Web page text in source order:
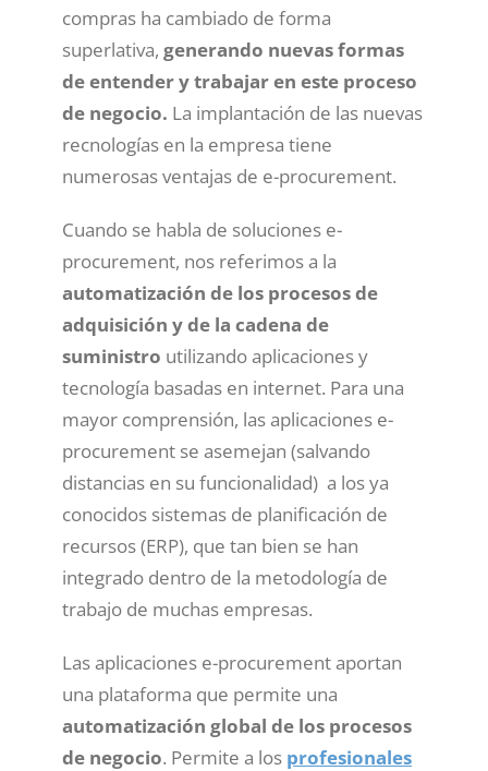
compras ha cambiado de forma
superlativa, generando nuevas formas
de entender y trabajar en este proceso
de negocio. La implantación de las nuevas
recnologías en la empresa tiene
numerosas ventajas de e-procurement.
Cuando se habla de soluciones e-
procurement, nos referimos a la
automatización de los procesos de
adquisición y de la cadena de
suministro utilizando aplicaciones y
tecnología basadas en internet. Para una
mayor comprensión, las aplicaciones e-
procurement se asemejan (salvando
distancias en su funcionalidad) a los ya
conocidos sistemas de planificación de
recursos (ERP), que tan bien se han
integrado dentro de la metodología de
trabajo de muchas empresas.
Las aplicaciones e-procurement aportan
una plataforma que permite una
automatización global de los procesos
de negocio. Permite a los profesionales